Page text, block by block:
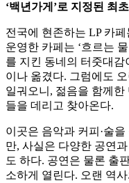
‘백년가게’로 지정된 최
전국에 현존하는 LP 카
운영한 카페는 ‘흐르는
를 지킨 동네의 터줏대감
이나 옮겼다. 그럼에도
일궈오니, 젊음을 함께
들을 데리고 찾아온다.
이곳은 음악과 커피·술
만, 사실은 다양한 공연
도 하다. 공연은 물론 출
소하게 열린다. 오랜 역